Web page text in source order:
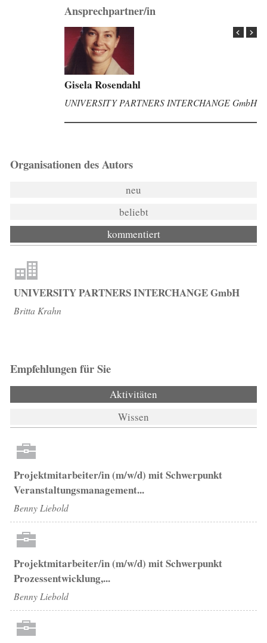
Ansprechpartner/in
Britta Krahn
UNIVERSITY PARTNERS INTERCHANGE GmbH
Organisationen des Autors
neu
beliebt
kommentiert
UNIVERSITY PARTNERS INTERCHANGE GmbH
Britta Krahn
Empfehlungen für Sie
Aktivitäten
Wissen
Projektmitarbeiter/in (m/w/d) mit Schwerpunkt
Veranstaltungsmanagement...
Benny Liebold
Projektmitarbeiter/in (m/w/d) mit Schwerpunkt
Prozessentwicklung,...
Benny Liebold